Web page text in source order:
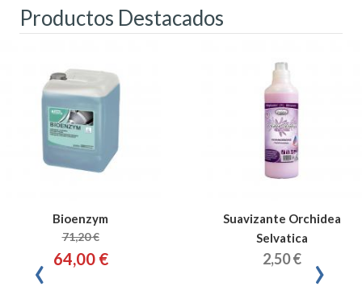
Productos Destacados
Bioenzym
71,20 €
64,00 €
Suavizante Orchidea
Selvatica
2,50 €
‹ ›